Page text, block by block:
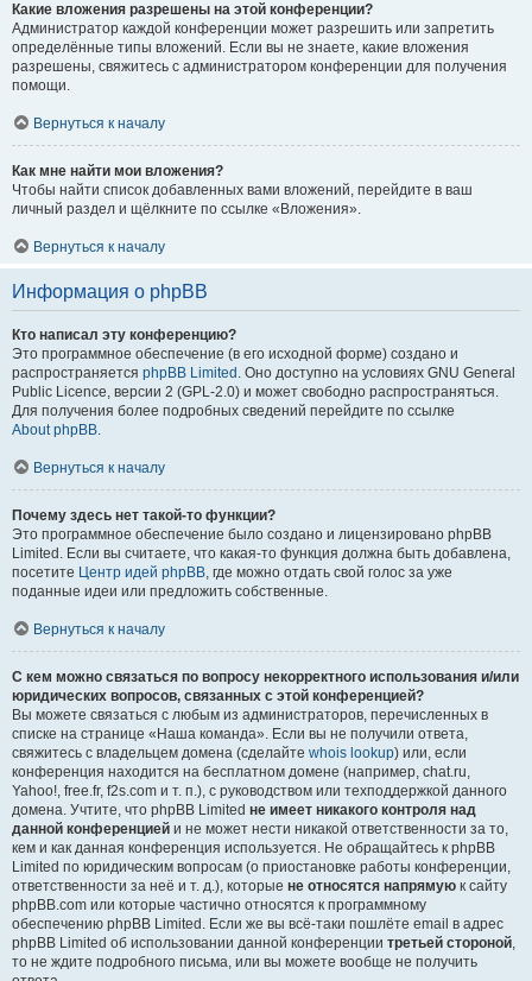
Какие вложения разрешены на этой конференции?
Администратор каждой конференции может разрешить или запретить
определённые типы вложений. Если вы не знаете, какие вложения
разрешены, свяжитесь с администратором конференции для получения
помощи.
Вернуться к началу
Как мне найти мои вложения?
Чтобы найти список добавленных вами вложений, перейдите в ваш
личный раздел и щёлкните по ссылке «Вложения».
Вернуться к началу
Информация о phpBB
Кто написал эту конференцию?
Это программное обеспечение (в его исходной форме) создано и
распространяется phpBB Limited . Оно доступно на условиях GNU General
Public Licence, версии 2 (GPL-2.0) и может свободно распространяться.
Для получения более подробных сведений перейдите по ссылке
About phpBB.
Вернуться к началу
Почему здесь нет такой-то функции?
Это программное обеспечение было создано и лицензировано phpBB
Limited. Если вы считаете, что какая-то функция должна быть добавлена,
посетите Центр идей phpBB, где можно отдать свой голос за уже
поданные идеи или предложить собственные.
Вернуться к началу
С кем можно связаться по вопросу некорректного использования и/или
юридических вопросов, связанных с этой конференцией?
Вы можете связаться с любым из администраторов, перечисленных в
списке на странице «Наша команда». Если вы не получили ответа,
свяжитесь с владельцем домена (сделайте whois lookup) или, если
конференция находится на бесплатном домене (например, chat.ru,
Yahoo!, free.fr, f2s.com и т. п.), с руководством или техподдержкой данного
домена. Учтите, что phpBB Limited не имеет никакого контроля над
данной конференцией и не может нести никакой ответственности за то,
кем и как данная конференция используется. Не обращайтесь к phpBB
Limited по юридическим вопросам (о приостановке работы конференции,
ответственности за неё и т. д.), которые не относятся напрямую к сайту
phpBB.com или которые частично относятся к программному
обеспечению phpBB Limited. Если же вы всё-таки пошлёте email в адрес
phpBB Limited об использовании данной конференции третьей стороной,
то не ждите подробного письма, или вы можете вообще не получить